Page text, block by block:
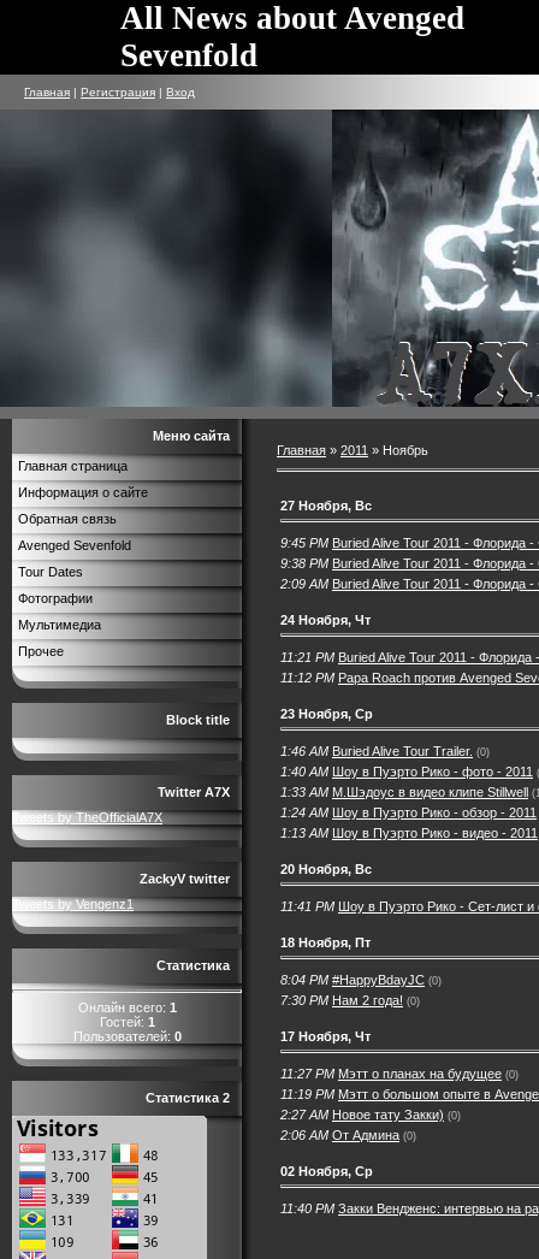
All News about Avenged
Sevenfold
Главная | Регистрация | Вход
Меню сайта
Главная страница
Информация о сайте
Обратная связь
Avenged Sevenfold
Tour Dates
Фотографии
Мультимедиа
Прочее
Block title
Twitter A7X
Tweets by TheOfficialA7X
ZackyV twitter
Tweets by Vengenz1
Статистика
Онлайн всего: 1
Гостей: 1
Пользователей: 0
Статистика 2
Главная » 2011 » Ноябрь
27 Ноября, Вс
9:45 PM Buried Alive Tour 2011 - Флорида
9:38 PM Buried Alive Tour 2011 - Флорида
2:09 AM Buried Alive Tour 2011 - Флорида -
24 Ноября, Чт
11:21 PM Buried Alive Tour 2011 - Флорида
11:12 PM Papa Roach против Avenged
23 Ноября, Ср
1:46 AM Buried Alive Tour Trailer. (0)
1:40 AM Шоу в Пуэрто Рико - фото - 2011
1:33 AM М.Шэдоус в видео клипе Stillwell
1:24 AM Шоу в Пуэрто Рико - обзор - 2011
1:13 AM Шоу в Пуэрто Рико - видео - 2011
20 Ноября, Вс
11:41 PM Шоу в Пуэрто Рико - Сет-лист и
18 Ноября, Пт
8:04 PM #HappyBdayJC (0)
7:30 PM Нам 2 года! (0)
17 Ноября, Чт
11:27 PM Мэтт о планах на будущее (0)
11:19 PM Мэтт о большом опыте в
2:27 AM Новое тату Закки) (0)
2:06 AM От Админа (0)
02 Ноября, Ср
11:40 PM Закки Вендженс: интервью на